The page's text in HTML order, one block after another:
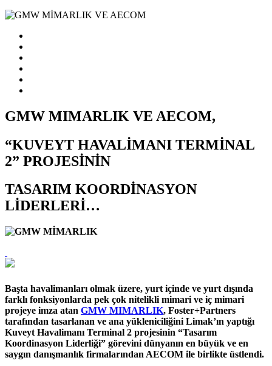
GMW MIMARLIK VE AECOM,
“KUVEYT HAVALİMANI TERMİNAL
2” PROJESİNİN
TASARIM KOORDİNASYON
LİDERLERİ…
Başta havalimanları olmak üzere, yurt içinde ve yurt dışında
farklı fonksiyonlarda pek çok nitelikli mimari ve iç mimari
projeye imza atan GMW MIMARLIK, Foster+Partners
tarafından tasarlanan ve ana yükleniciliğini Limak’ın yaptığı
Kuveyt Havalimanı Terminal 2 projesinin “Tasarım
Koordinasyon Liderliği” görevini dünyanın en büyük ve en
saygın danışmanlık firmalarından AECOM ile birlikte üstlendi.